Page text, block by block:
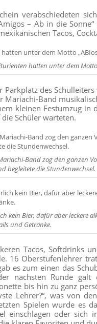
verabschiedeten
– Ab in die
Tacos,
hatten unter dem
des
Mariachi-Band
kleinen Festumzug in
Schüler warteten.
Band zog den ganzen
begleitete die Stundenwechsel.
kein Bier, dafür aber leckere
und Getränke.
Tacos, Softdrinks
16 Oberstufenlehrer
es zum einen das
nächsten Runde
bis hin zu ganz
Lehrer?“, was von
Spielen wurde es
einschlagen oder sich